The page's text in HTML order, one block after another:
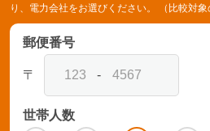
り、電力会社をお選びください。
（比較対
郵便番号
〒 -
世帯人数